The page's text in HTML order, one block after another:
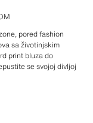
pored fashion
sa životinjskim
print bluza do
se svojoj divljoj